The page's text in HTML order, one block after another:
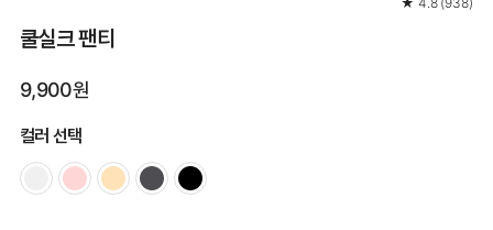
쿨실크 팬티
9,900원
컬러 선택